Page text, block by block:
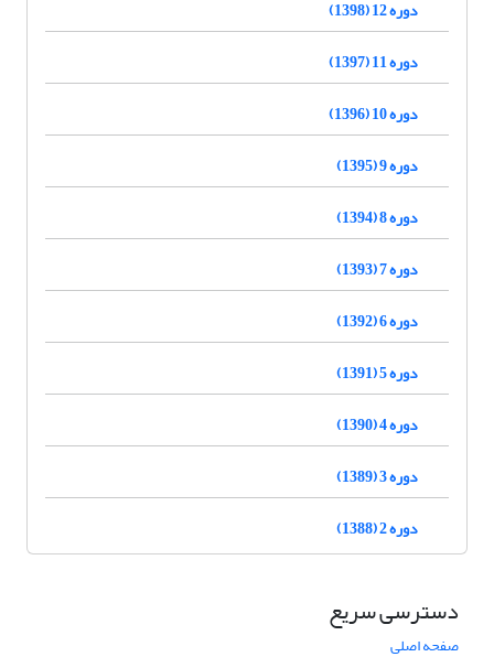
دوره 12 (1398)
دوره 11 (1397)
دوره 10 (1396)
دوره 9 (1395)
دوره 8 (1394)
دوره 7 (1393)
دوره 6 (1392)
دوره 5 (1391)
دوره 4 (1390)
دوره 3 (1389)
دوره 2 (1388)
دسترسی سریع
صفحه اصلی